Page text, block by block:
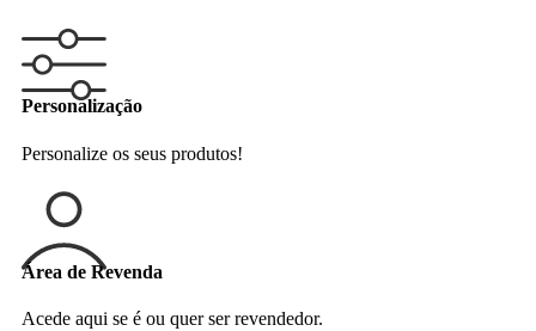
Personalização
Personalize os seus produtos!
Área de Revenda
Acede aqui se é ou quer ser revendedor.